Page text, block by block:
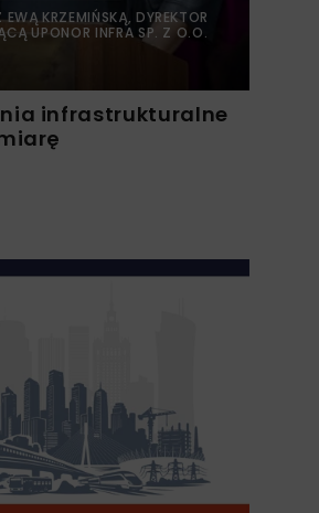
KRZEMIŃSKĄ, DYREKTOR
UPONOR INFRA SP. Z O.O.
infrastrukturalne